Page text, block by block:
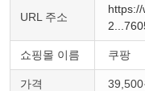
URL 주소
쇼핑몰 이름 쿠팡
가격 39,500